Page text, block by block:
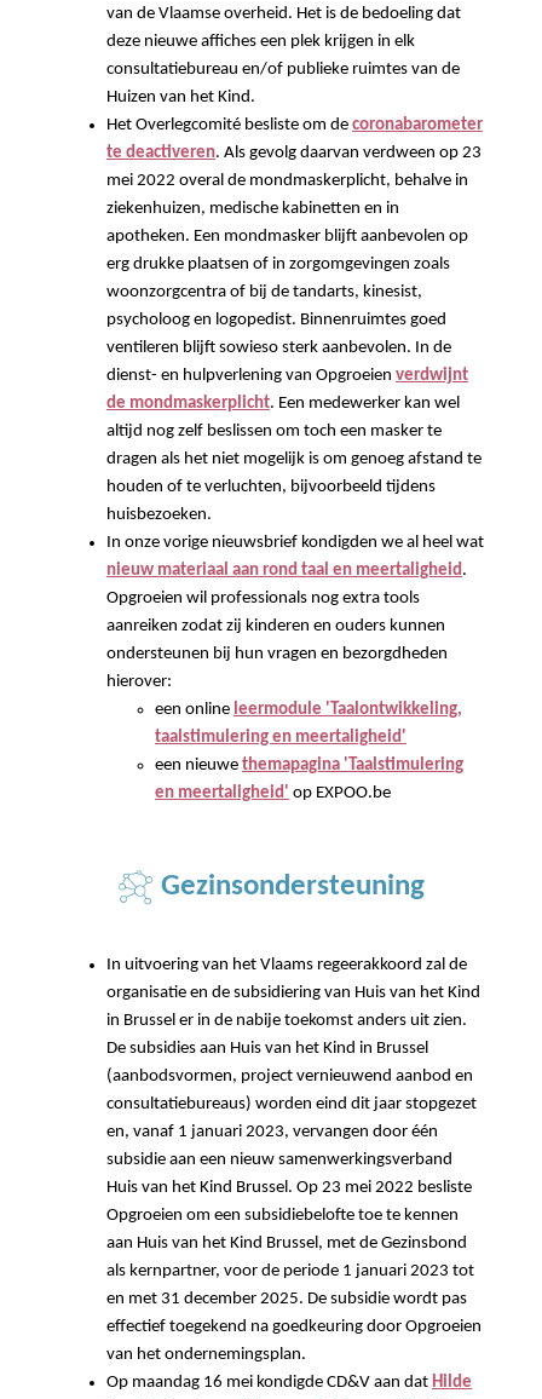
van de Vlaamse overheid. Het is de bedoeling dat
deze nieuwe affiches een plek krijgen in elk
consultatiebureau en/of publieke ruimtes van de
Huizen van het Kind.
Het Overlegcomité besliste om de coronabarometer
te deactiveren. Als gevolg daarvan verdween op 23
mei 2022 overal de mondmaskerplicht, behalve in
ziekenhuizen, medische kabinetten en in
apotheken. Een mondmasker blijft aanbevolen op
erg drukke plaatsen of in zorgomgevingen zoals
woonzorgcentra of bij de tandarts, kinesist,
psycholoog en logopedist. Binnenruimtes goed
ventileren blijft sowieso sterk aanbevolen. In de
dienst- en hulpverlening van Opgroeien verdwijnt
de mondmaskerplicht. Een medewerker kan wel
altijd nog zelf beslissen om toch een masker te
dragen als het niet mogelijk is om genoeg afstand te
houden of te verluchten, bijvoorbeeld tijdens
huisbezoeken.
In onze vorige nieuwsbrief kondigden we al heel wat
nieuw materiaal aan rond taal en meertaligheid.
Opgroeien wil professionals nog extra tools
aanreiken zodat zij kinderen en ouders kunnen
ondersteunen bij hun vragen en bezorgdheden
hierover:
een online leermodule 'Taalontwikkeling,
taalstimulering en meertaligheid'
een nieuwe themapagina 'Taalstimulering
en meertaligheid' op EXPOO.be
Gezinsondersteuning
In uitvoering van het Vlaams regeerakkoord zal de
organisatie en de subsidiering van Huis van het Kind
in Brussel er in de nabije toekomst anders uit zien.
De subsidies aan Huis van het Kind in Brussel
(aanbodsvormen, project vernieuwend aanbod en
consultatiebureaus) worden eind dit jaar stopgezet
en, vanaf 1 januari 2023, vervangen door één
subsidie aan een nieuw samenwerkingsverband
Huis van het Kind Brussel. Op 23 mei 2022 besliste
Opgroeien om een subsidiebelofte toe te kennen
aan Huis van het Kind Brussel, met de Gezinsbond
als kernpartner, voor de periode 1 januari 2023 tot
en met 31 december 2025. De subsidie wordt pas
effectief toegekend na goedkeuring door Opgroeien
van het ondernemingsplan.
Op maandag 16 mei kondigde CD&V aan dat Hilde